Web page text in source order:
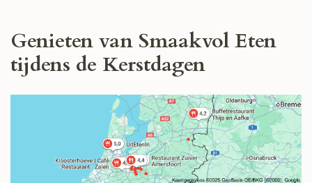
Genieten van Smaakvol Eten
tijdens de Kerstdagen